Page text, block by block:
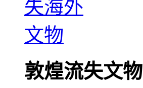
敦煌流失文物